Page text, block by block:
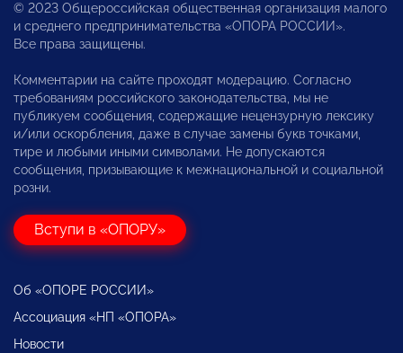
© 2023 Общероссийская общественная организация малого
и среднего предпринимательства «ОПОРА РОССИИ».
Все права защищены.
Комментарии на сайте проходят модерацию. Согласно
требованиям российского законодательства, мы не
публикуем сообщения, содержащие нецензурную лексику
и/или оскорбления, даже в случае замены букв точками,
тире и любыми иными символами. Не допускаются
сообщения, призывающие к межнациональной и социальной
розни.
Вступи в «ОПОРУ»
Об «ОПОРЕ РОССИИ»
Ассоциация «НП «ОПОРА»
Новости